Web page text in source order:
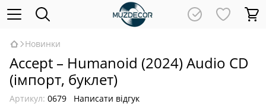
Новинки
Accept – Humanoid (2024) Audio CD
(імпорт, буклет)
Артикул: 0679 Написати відгук